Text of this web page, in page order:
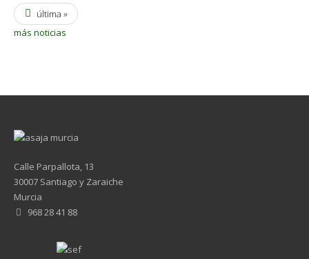
última »
más noticias
Calle Parpallota, 13
30007 Santiago y Zaraiche
Murcia
968 28 41 88